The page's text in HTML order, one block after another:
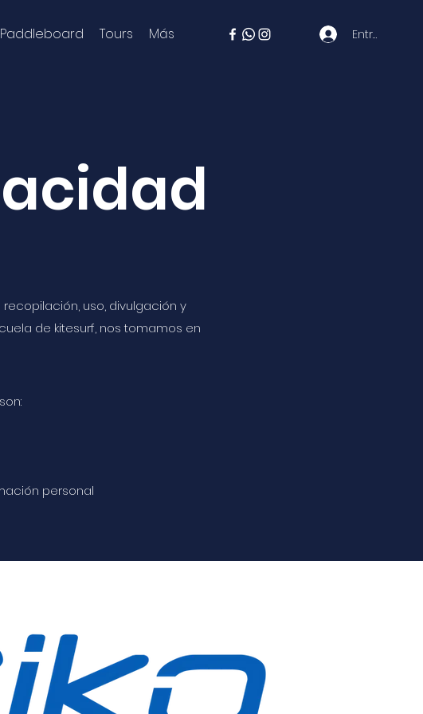
Paddleboard Tours Más Entrar
uso, divulgación y
de kitesurf, nos tomamos en
personal
te recomendamos consultar
y no debe interpretarse como